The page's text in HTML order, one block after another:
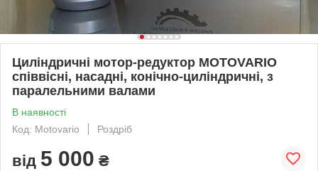
Циліндричні мотор-редуктор MOTOVARIO
співвісні, насадні, конічно-циліндричні, з
паралельними валами
В наявності
Код: Motovario
Роздріб
від 5 000 ₴